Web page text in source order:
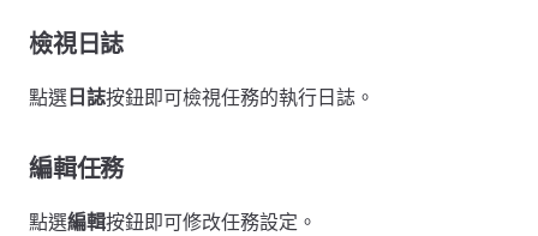
檢視日誌
點選 日誌按鈕即可檢視任務的執行日誌。
編輯任務
點選編輯按鈕即可修改任務設定。